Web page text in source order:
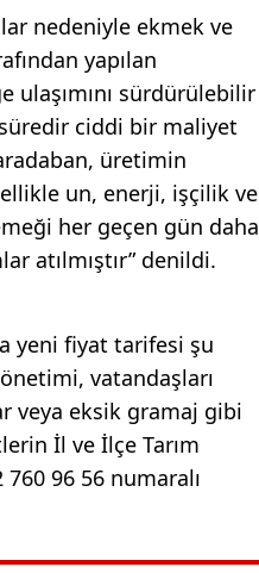
nedeniyle ekmek ve
yapılan
ulaşımını sürdürülebilir
süredir ciddi bir maliyet
üretimin
un, enerji, işçilik ve
her geçen gün daha
atılmıştır” denildi.
yeni fiyat tarifesi şu
vatandaşları
veya eksik gramaj gibi
İl ve İlçe Tarım
96 56 numaralı